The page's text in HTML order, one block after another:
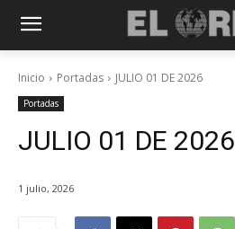
Inicio Portadas JULIO 01 DE 2026
Portadas
JULIO 01 DE 2026
1 julio, 2026